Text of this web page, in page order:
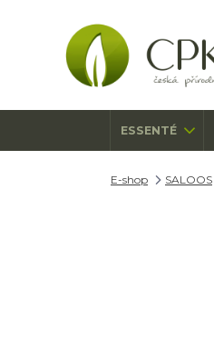
ESSENTÉ
E-shop SALOOS